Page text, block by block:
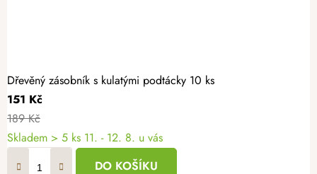
Dřevěný zásobník s kulatými podtácky 10 ks
151 Kč
189 Kč
Skladem > 5 ks 11. - 12. 8. u vás
DO KOŠÍKU